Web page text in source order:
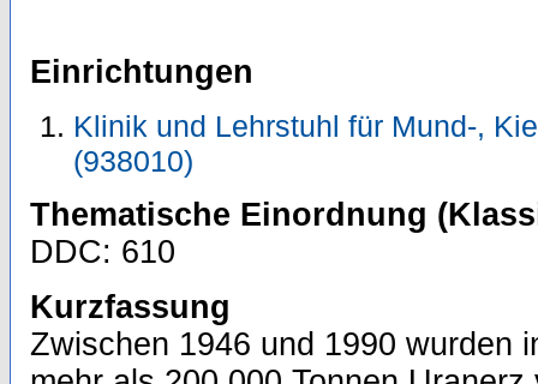
Einrichtungen
Klinik und Lehrstuhl für Mund-,
(938010)
Thematische Einordnung
DDC: 610
Kurzfassung
Zwischen 1946 und 1990 wurden